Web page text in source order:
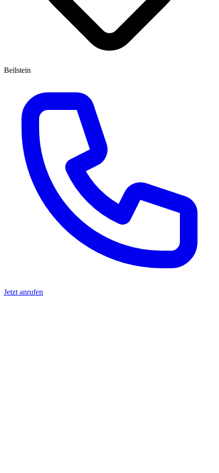
Beilstein
Jetzt anrufen